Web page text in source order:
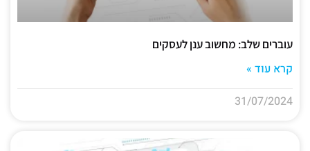
עוברים שלב: מחשוב ענן לעסקים
קרא עוד »
31/07/2024